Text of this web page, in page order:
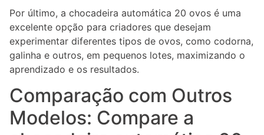
Por último, a chocadeira automática 20 ovos é uma
excelente opção para criadores que desejam
experimentar diferentes tipos de ovos, como codorna,
galinha e outros, em pequenos lotes, maximizando o
aprendizado e os resultados.
Comparação com Outros
Modelos: Compare a